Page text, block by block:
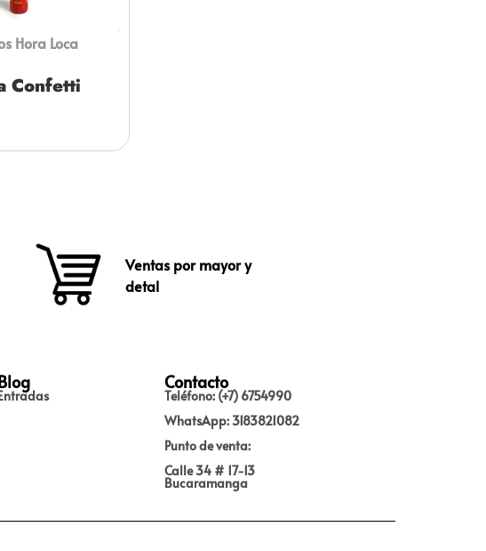
Hora Loca
Confetti
Ventas por mayor y
detal
Contacto
Teléfono: (+7) 6754990
WhatsApp: 3183821082
Punto de venta:
Calle 34 # 17-13
Bucaramanga